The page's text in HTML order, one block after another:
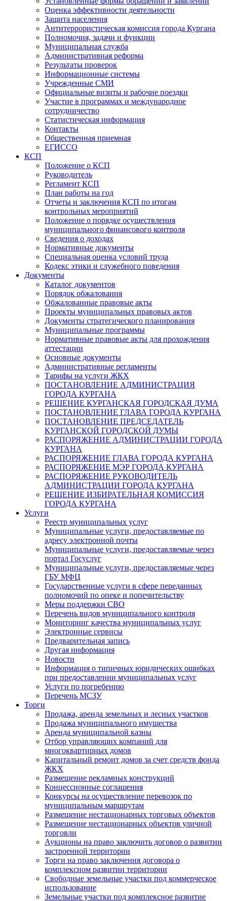
Оценка эффективности деятельности
Защита населения
Антитеррористическая комиссия города Кургана
Полномочия, задачи и функции
Муниципальная служба
Административная реформа
Результаты проверок
Информационные системы
Учрежденные СМИ
Официальные визиты и рабочие поездки
Участие в программах и международное
сотрудничество
Статистическая информация
Контакты
Общественная приемная
ЕГИССО
КСП
Положение о КСП
Руководитель
Регламент КСП
План работы на год
Отчеты и заключения КСП по итогам
контрольных мероприятий
Положение о порядке осуществления
муниципального финансового контроля
Сведения о доходах
Нормативные документы
Специальная оценка условий труда
Кодекс этики и служебного поведения
Документы
Каталог документов
Порядок обжалования
Обжалованные правовые акты
Проекты муниципальных правовых актов
Документы стратегического планирования
Муниципальные программы
Нормативные правовые акты для прохождения
аттестации
Основные документы
Административные регламенты
Тарифы на услуги ЖКХ
ПОСТАНОВЛЕНИЕ АДМИНИСТРАЦИЯ
ГОРОДА КУРГАНА
РЕШЕНИЕ КУРГАНСКАЯ ГОРОДСКАЯ ДУМА
ПОСТАНОВЛЕНИЕ ГЛАВА ГОРОДА КУРГАНА
ПОСТАНОВЛЕНИЕ ПРЕДСЕДАТЕЛЬ
КУРГАНСКОЙ ГОРОДСКОЙ ДУМЫ
РАСПОРЯЖЕНИЕ АДМИНИСТРАЦИИ ГОРОДА
КУРГАНА
РАСПОРЯЖЕНИЕ ГЛАВА ГОРОДА КУРГАНА
РАСПОРЯЖЕНИЕ МЭР ГОРОДА КУРГАНА
РАСПОРЯЖЕНИЕ РУКОВОДИТЕЛЬ
АДМИНИСТРАЦИИ ГОРОДА КУРГАНА
РЕШЕНИЕ ИЗБИРАТЕЛЬНАЯ КОМИССИЯ
ГОРОДА КУРГАНА
Услуги
Реестр муниципальных услуг
Муниципальные услуги, предоставляемые по
адресу электронной почты
Муниципальные услуги, предоставляемые через
портал Госуслуг
Муниципальные услуги, предоставляемые через
ГБУ МФЦ
Государственные услуги в сфере переданных
полномочий по опеке и попечительству
Меры поддержки СВО
Перечень видов муниципального контроля
Мониторинг качества муниципальных услуг
Электронные сервисы
Предварительная запись
Другая информация
Новости
Информация о типичных юридических ошибках
при предоставлении муниципальных услуг
Услуги по погребению
Перечень МСЗУ
Торги
Продажа, аренда земельных и лесных участков
Продажа муниципального имущества
Аренда муниципальной казны
Отбор управляющих компаний для
многоквартирных домов
Капитальный ремонт домов за счет средств фонда
ЖКХ
Размещение рекламных конструкций
Концессионные соглашения
Конкурсы на осуществление перевозок по
муниципальным маршрутам
Размещение нестационарных торговых объектов
Размещение нестационарных объектов уличной
торговли
Аукционы на право заключить договор о развитии
застроенной территории
Торги на право заключения договора о
комплексном развитии территории
Свободные земельные участки под коммерческое
использование
Земельные участки под комплексное развитие